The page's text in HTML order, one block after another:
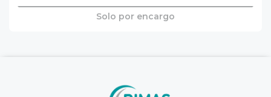
Solo por encargo